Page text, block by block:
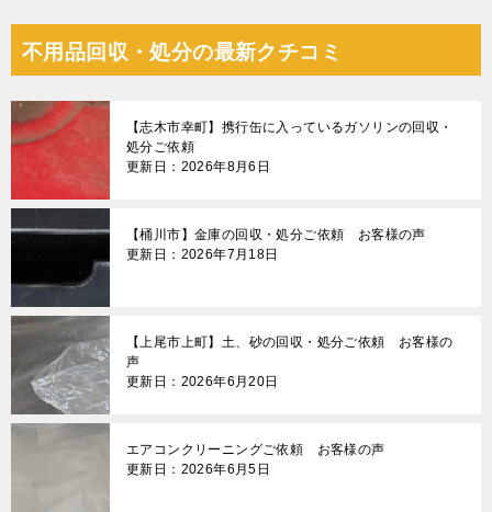
不用品回収・処分の最新クチコミ
【志木市幸町】携行缶に入っているガソリンの回収・
処分ご依頼
更新日：2026年8月6日
【桶川市】金庫の回収・処分ご依頼 お客様の声
更新日：2026年7月18日
【上尾市上町】土、砂の回収・処分ご依頼 お客様の
声
更新日：2026年6月20日
エアコンクリーニングご依頼 お客様の声
更新日：2026年6月5日